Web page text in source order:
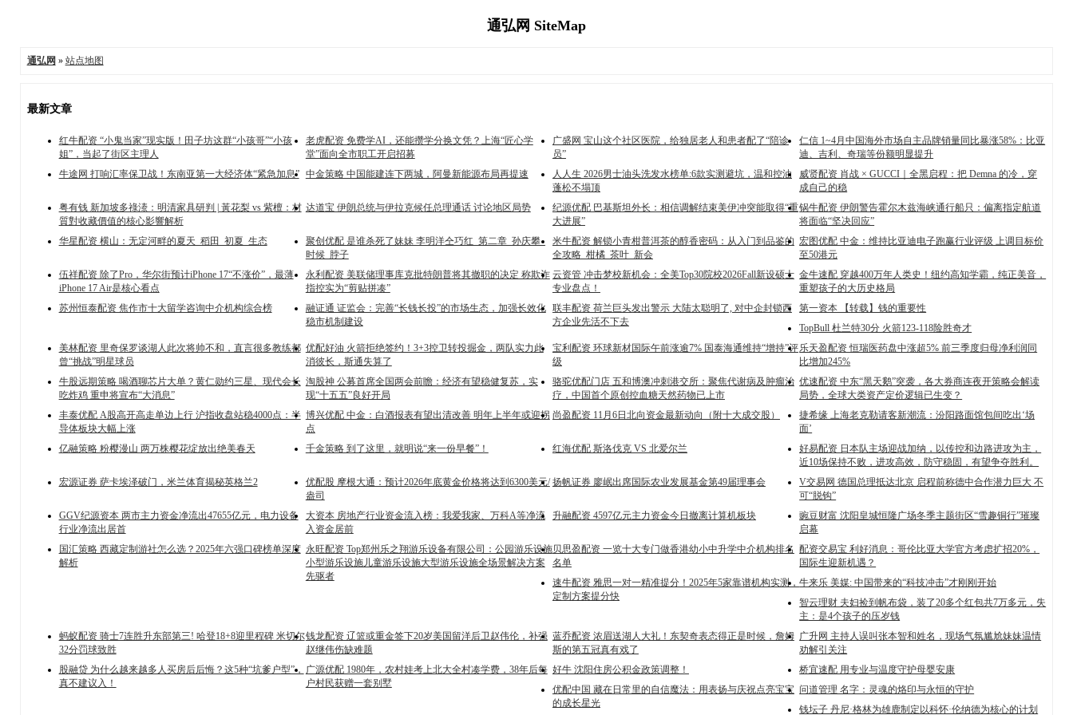
通弘网 SiteMap
通弘网 » 站点地图
最新文章
红牛配资 “小鬼当家”现实版！田子坊这群“小孩哥”“小孩
姐”，当起了街区主理人
老虎配资 免费学AI，还能攒学分换文凭？上海“匠心学
堂”面向全市职工开启招募
广盛网 宝山这个社区医院，给独居老人和患者配了“陪诊
员”
仁信 1~4月中国海外市场自主品牌销量同比暴涨58%：比亚
迪、吉利、奇瑞等份额明显提升
牛途网 打响汇率保卫战！东南亚第一大经济体“紧急加息”
中金策略 中国能建连下两城，阿曼新能源布局再提速
人人生 2026男士油头洗发水榜单:6款实测避坑，温和控油
蓬松不塌顶
威贤配资 肖战 × GUCCI｜全黑启程：把 Demna 的冷，穿
成自己的稳
粤有钱 新加坡多祿溙：明清家具研判 | 黃花梨 vs 紫檀：材
質對收藏價值的核心影響解析
达道宝 伊朗总统与伊拉克候任总理通话 讨论地区局势
纪源优配 巴基斯坦外长：相信调解结束美伊冲突能取得“重
大进展”
锅牛配资 伊朗警告霍尔木兹海峡通行船只：偏离指定航道
将面临“坚决回应”
华星配资 横山：无定河畔的夏天_稻田_初夏_生态
聚创优配 是谁杀死了妹妹 李明洋仝巧红_第二章_孙庆攀_
时候_脖子
米牛配资 解锁小青柑普洱茶的醇香密码：从入门到品鉴的
全攻略_柑橘_茶叶_新会
宏图优配 中金：维持比亚迪电子跑赢行业评级 上调目标价
至50港元
伍祥配资 除了Pro，华尔街预计iPhone 17“不涨价”，最薄
iPhone 17 Air是核心看点
永利配资 美联储理事库克批特朗普将其撤职的决定 称欺诈
指控实为“剪贴拼凑”
云资管 冲击梦校新机会：全美Top30院校2026Fall新设硕士
专业盘点！
金牛速配 穿越400万年人类史！纽约高知学霸，纯正美音，
重塑孩子的大历史格局
苏州恒泰配资 焦作市十大留学咨询中介机构综合榜
融证通 证监会：完善“长钱长投”的市场生态，加强长效化
稳市机制建设
联丰配资 荷兰巨头发出警示 大陆太聪明了, 对中企封锁西
方企业先活不下去
第一资本 【转载】钱的重要性
TopBull 杜兰特30分 火箭123-118险胜奇才
美林配资 里奇保罗谈湖人此次将帅不和，直言很多教练都
曾“挑战”明星球员
优配好油 火箭拒绝签约！3+3控卫转投掘金，两队实力此
消彼长，斯通失算了
宝利配资 环球新材国际午前涨逾7% 国泰海通维持“增持”评
级
乐天盈配资 恒瑞医药盘中涨超5% 前三季度归母净利润同
比增加245%
牛股远期策略 喝酒聊芯片大单？黄仁勋约三星、现代会长
吃炸鸡 重申将宣布“大消息”
淘股神 公募首席全国两会前瞻：经济有望稳健复苏，实
现“十五五”良好开局
骆驼优配门店 五和博澳冲刺港交所：聚焦代谢病及肿瘤治
疗，中国首个原创控血糖天然药物已上市
优速配资 中东“黑天鹅”突袭，各大券商连夜开策略会解读
局势，全球大类资产定价逻辑已生变？
丰泰优配 A股高开高走单边上行 沪指收盘站稳4000点：半
导体板块大幅上涨
博兴优配 中金：白酒报表有望出清改善 明年上半年或迎拐
点
尚盈配资 11月6日北向资金最新动向（附十大成交股）
捷希缘 上海老克勒请客新潮流：汾阳路面馆包间吃出‘场
面’
亿融策略 粉樱漫山 两万株樱花绽放出绝美春天
千金策略 到了这里，就明说“来一份早餐”！ 红海优配 斯洛伐克 VS 北爱尔兰
好易配资 日本队主场迎战加纳，以传控和边路进攻为主，
近10场保持不败，进攻高效，防守稳固，有望争夺胜利。
宏源证券 萨卡埃泽破门，米兰体育揭秘英格兰2
优配股 摩根大通：预计2026年底黄金价格将达到6300美元/
盎司
扬帆证券 廖岷出席国际农业发展基金第49届理事会
V交易网 德国总理抵达北京 启程前称德中合作潜力巨大 不
可“脱钩”
GGV纪源资本 两市主力资金净流出47655亿元，电力设备
行业净流出居首
大资本 房地产行业资金流入榜：我爱我家、万科A等净流
入资金居前
升融配资 4597亿元主力资金今日撤离计算机板块
豌豆财富 沈阳皇城恒隆广场冬季主题街区“雪趣铜行”璀璨
启幕
国汇策略 西藏定制游社怎么选？2025年六强口碑榜单深度
解析
永旺配资 Top郑州乐之翔游乐设备有限公司：公园游乐设施
小型游乐设施儿童游乐设施大型游乐设施全场景解决方案
先驱者
贝思盈配资 一览十大专门做香港幼小中升学中介机构排名
名单
配资交易宝 利好消息：哥伦比亚大学官方考虑扩招20%，
国际生迎新机遇？
速牛配资 雅思一对一精准提分！2025年5家靠谱机构实测，
定制方案提分快
牛来乐 美媒: 中国带来的“科技冲击”才刚刚开始
智云理财 夫妇捡到帆布袋，装了20多个红包共7万多元，失
主：是4个孩子的压岁钱
蚂蚁配资 骑士7连胜升东部第三! 哈登18+8迎里程碑 米切尔
32分罚球致胜
钱龙配资 辽篮或重金签下20岁美国留洋后卫赵伟伦，补强
赵继伟伤缺难题
蓝乔配资 浓眉送湖人大礼！东契奇表态得正是时候，詹姆
斯的第五冠真有戏了
广升网 主持人误叫张本智和姓名，现场气氛尴尬妹妹温情
劝解引关注
股融贷 为什么越来越多人买房后后悔？这5种“坑爹户型”，
真不建议入！
广源优配 1980年，农村娃考上北大全村凑学费，38年后每
户村民获赠一套别墅
好牛 沈阳住房公积金政策调整！
桥宜速配 用专业与温度守护母婴安康
优配中国 藏在日常里的自信魔法：用表扬与庆祝点亮宝宝
的成长星光
问道管理 名字：灵魂的烙印与永恒的守护
钱坛子 丹尼·格林为雄鹿制定以科怀·伦纳德为核心的计划